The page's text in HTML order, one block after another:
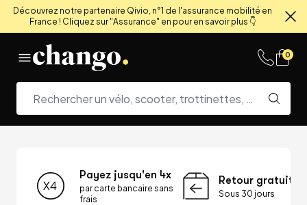
Découvrez notre partenaire Qivio, n°1 de l'assurance mobilité en
France ! Cliquez sur "Assurance" en pour en savoir plus 👇
0
Payez jusqu'en 4x
par carte bancaire sans
frais
Retour gratuit
Sous 30 jours